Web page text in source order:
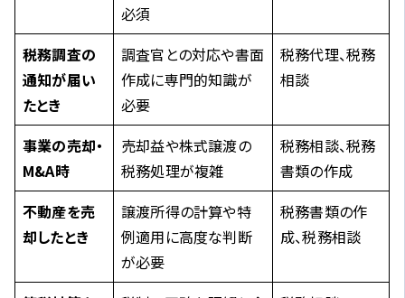
必須
税務調査の
通知が届い
たとき
調査官との対応や書面
作成に専門的知識が
必要
税務代理、税務
相談
事業の売却・
M&A時
売却益や株式譲渡の
税務処理が複雑
税務相談、税務
書類の作成
不動産を売
却したとき
譲渡所得の計算や特
例適用に高度な判断
が必要
税務書類の作
成、税務相談